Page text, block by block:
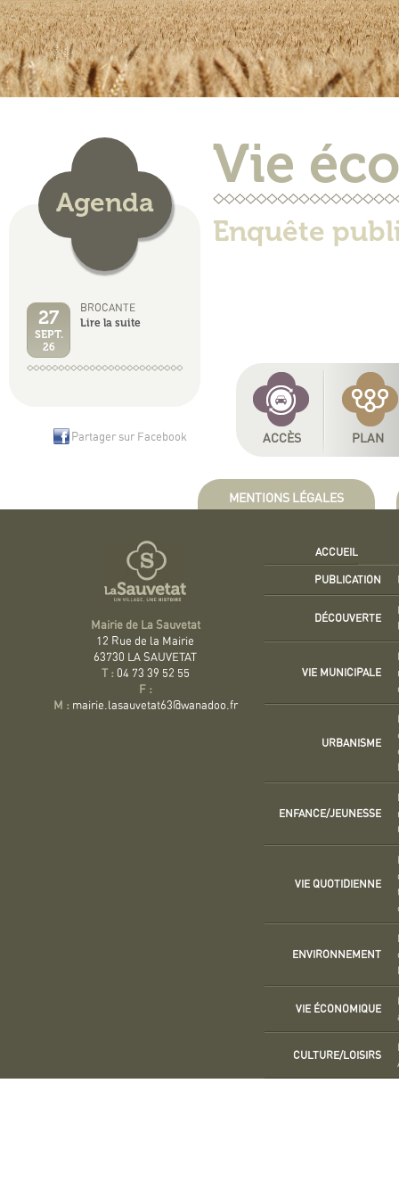
Agenda
27
SEPT.
26
BROCANTE
Lire la suite
Partager sur Facebook
Vie
Enquête
ACCÈS PLAN
MENTIONS LÉGALES
Mairie de La Sauvetat
12 Rue de la Mairie
63730 LA SAUVETAT
T : 04 73 39 52 55
F :
M : mairie.lasauvetat63@wanadoo.fr
ACCUEIL
PUBLICATION
DÉCOUVERTE
VIE MUNICIPALE
URBANISME
ENFANCE/JEUNESSE
VIE QUOTIDIENNE
ENVIRONNEMENT
VIE ÉCONOMIQUE
CULTURE/LOISIRS